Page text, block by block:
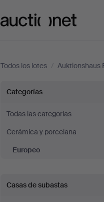
Todos los lotes / Auktionshaus
Europeo
en
Auktionshaus
Categorías
Todas las categorías
Cerámica y porcelana
Europeo
Casas de subastas